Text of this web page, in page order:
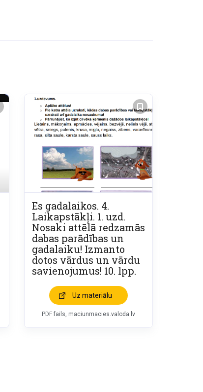
Es gadalaikos. 4.
Laikapstākļi. 1. uzd.
Nosaki attēlā redzamās
dabas parādības un
gadalaiku! Izmanto
dotos vārdus un vārdu
savienojumus! 10. lpp.
Uz materiālu
PDF fails, maciunmacies.valoda.lv